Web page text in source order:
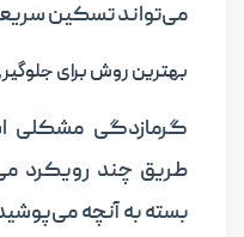
می‌تواند تسکین
بهترین روش برای
گرمازدگی مشکلی
طریق چند رویکرد
بسته به آنچه